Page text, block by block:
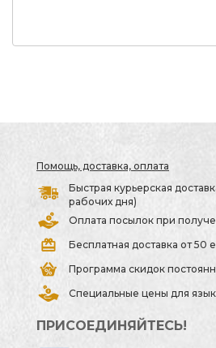
Помощь, доставка, оплата
Быстрая курьерская
рабочих дня)
Оплата посылок при
Бесплатная доставка от 50
Программа скидок
Специальные цены для
ПРИСОЕДИНЯЙТЕСЬ!